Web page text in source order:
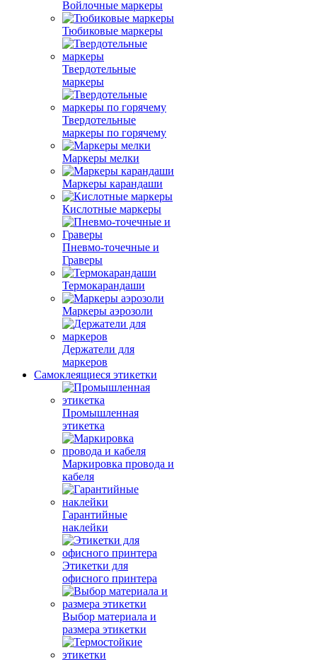
Войлочные маркеры
Тюбиковые маркеры
Твердотельные
маркеры
Твердотельные
маркеры по горячему
Маркеры мелки
Маркеры карандаши
Кислотные маркеры
Пневмо-точечные и
Граверы
Термокарандаши
Маркеры аэрозоли
Держатели для
маркеров
Самоклеящиеся этикетки
Промышленная
этикетка
Маркировка провода и
кабеля
Гарантийные
наклейки
Этикетки для
офисного принтера
Выбор материала и
размера этикетки